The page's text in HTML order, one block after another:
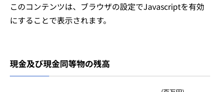
このコンテンツは、ブラウザの設定でJavascriptを有効
にすることで表示されます。
現金及び現金同等物の残高